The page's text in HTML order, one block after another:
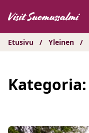
sisältöön
Etusivu / Yleinen /
Kategoria: